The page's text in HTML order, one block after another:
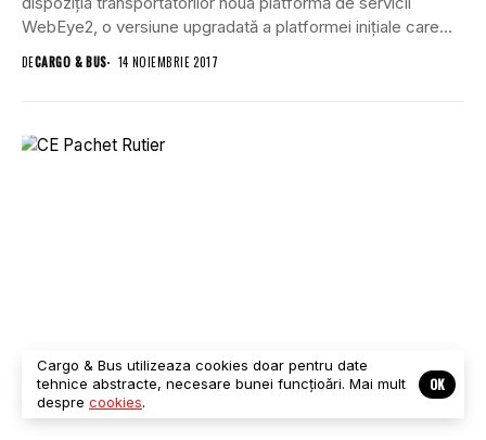
WebEye2, o versiune upgradată a platformei inițiale care
oferă soluții...
DECARGO & BUS 14 NOIEMBRIE 2017
Cargo & Bus utilizeaza cookies doar pentru date
tehnice abstracte, necesare bunei funcțioări. Mai mult
despre cookies.
OK